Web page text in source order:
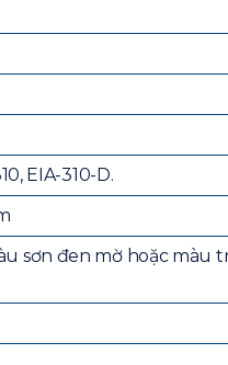
EIA-310-D.
sơn đen mờ hoặc màu